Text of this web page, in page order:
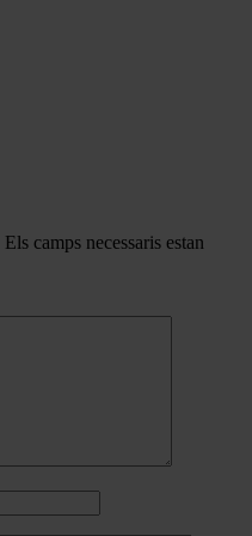
Els camps necessaris estan